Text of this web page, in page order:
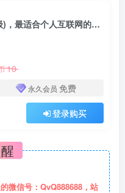
蟹老板·闲鱼无货源玩法(入门+高级)，最适合个人互联网的创业项目
10
永久会员 免费
登录购买
微信号：QvQ888688，站